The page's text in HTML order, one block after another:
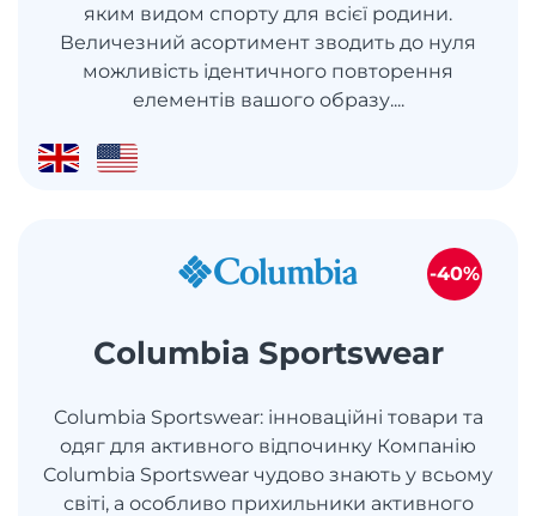
яким видом спорту для всієї родини.
Величезний асортимент зводить до нуля
можливість ідентичного повторення
елементів вашого образу....
Columbia Sportswear
Columbia Sportswear: інноваційні товари та
одяг для активного відпочинку Компанію
Columbia Sportswear чудово знають у всьому
світі, а особливо прихильники активного
-40%